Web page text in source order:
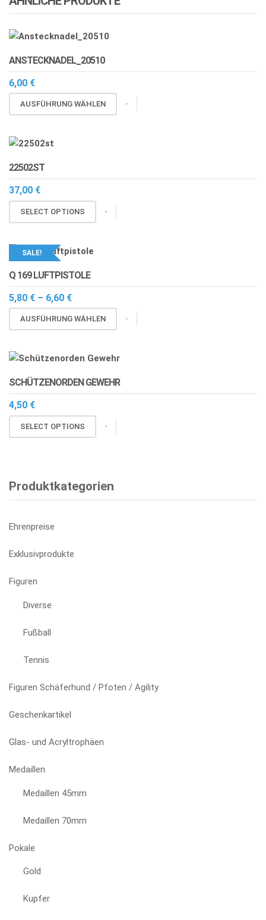
ANSTECKNADEL_20510
6,00 €
AUSFÜHRUNG WÄHLEN
Dieses
Produkt
werden
22502ST
37,00 €
SELECT OPTIONS
SALE!
Q 169 LUFTPISTOLE
5,80 € – 6,60 €Preisspanne:
5,80 €
bis
6,60 €
AUSFÜHRUNG WÄHLEN
Dieses
Produkt
mehrere
auf.
werden
SCHÜTZENORDEN GEWEHR
4,50 €
SELECT OPTIONS
Produktkategorien
Ehrenpreise
Exklusivprodukte
Figuren
Diverse
Fußball
Tennis
Figuren Schäferhund / Pfoten / Agility
Geschenkartikel
Glas- und Acryltrophäen
Medaillen
Medaillen 45mm
Medaillen 70mm
Pokale
Gold
Kupfer